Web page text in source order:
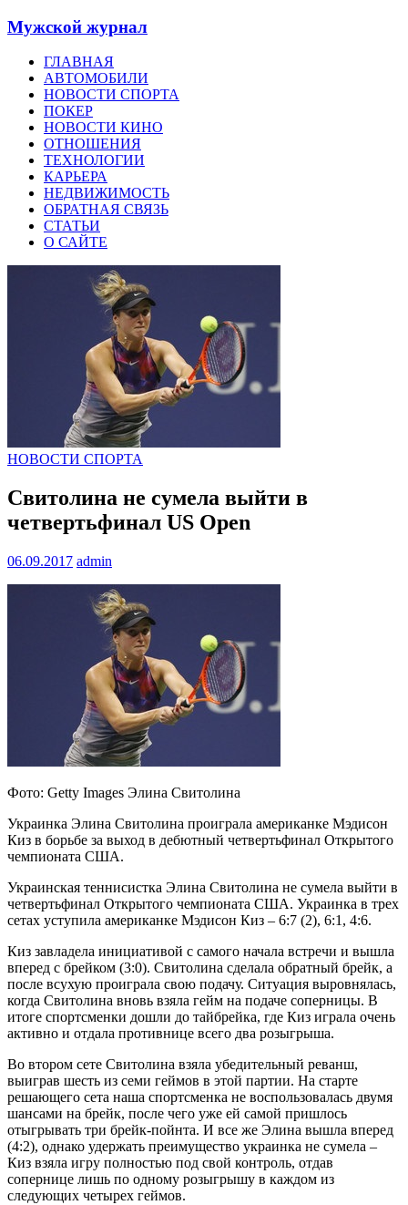
Мужской журнал
ГЛАВНАЯ
АВТОМОБИЛИ
НОВОСТИ СПОРТА
ПОКЕР
НОВОСТИ КИНО
ОТНОШЕНИЯ
ТЕХНОЛОГИИ
КАРЬЕРА
НЕДВИЖИМОСТЬ
ОБРАТНАЯ СВЯЗЬ
СТАТЬИ
О САЙТЕ
НОВОСТИ СПОРТА
Свитолина не сумела выйти в
четвертьфинал US Open
06.09.2017 admin
Фото: Getty Images Элина Свитолина
Украинка Элина Свитолина проиграла американке Мэдисон
Киз в борьбе за выход в дебютный четвертьфинал Открытого
чемпионата США.
Украинская теннисистка Элина Свитолина не сумела выйти в
четвертьфинал Открытого чемпионата США. Украинка в трех
сетах уступила американке Мэдисон Киз – 6:7 (2), 6:1, 4:6.
Киз завладела инициативой с самого начала встречи и вышла
вперед с брейком (3:0). Свитолина сделала обратный брейк, а
после всухую проиграла свою подачу. Ситуация выровнялась,
когда Свитолина вновь взяла гейм на подаче соперницы. В
итоге спортсменки дошли до тайбрейка, где Киз играла очень
активно и отдала противнице всего два розыгрыша.
Во втором сете Свитолина взяла убедительный реванш,
выиграв шесть из семи геймов в этой партии. На старте
решающего сета наша спортсменка не воспользовалась двумя
шансами на брейк, после чего уже ей самой пришлось
отыгрывать три брейк-пойнта. И все же Элина вышла вперед
(4:2), однако удержать преимущество украинка не сумела –
Киз взяла игру полностью под свой контроль, отдав
сопернице лишь по одному розыгрышу в каждом из
следующих четырех геймов.